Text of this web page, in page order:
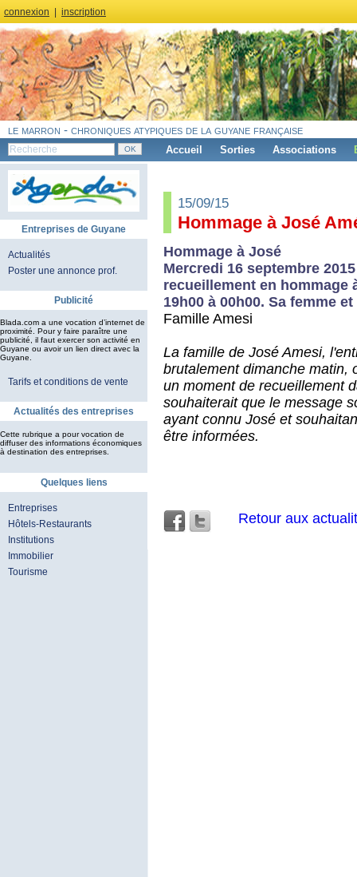
connexion inscription
le marron - chroniques atypiques de la guyane française
Accueil Sorties Associations
Entreprises de Guyane
Actualités
Poster une annonce prof.
Publicité
Blada.com a une vocation d’internet de
proximité. Pour y faire paraître une
publicité, il faut exercer son activité en
Guyane ou avoir un lien direct avec la
Guyane.
Tarifs et conditions de vente
Actualités des entreprises
Cette rubrique a pour vocation de
diffuser des informations économiques
à destination des entreprises.
Quelques liens
Entreprises
Hôtels-Restaurants
Institutions
Immobilier
Tourisme
15/09/15
Hommage à José
Hommage à José‎
Mercredi 16 septembre
recueillement en hommage
19h00 à 00h00. Sa femme
Famille Amesi‎
La famille de José Amesi,
brutalement dimanche matin,
un moment de recueillement
souhaiterait que le message
ayant connu José ‎et
être informées.
Retour aux